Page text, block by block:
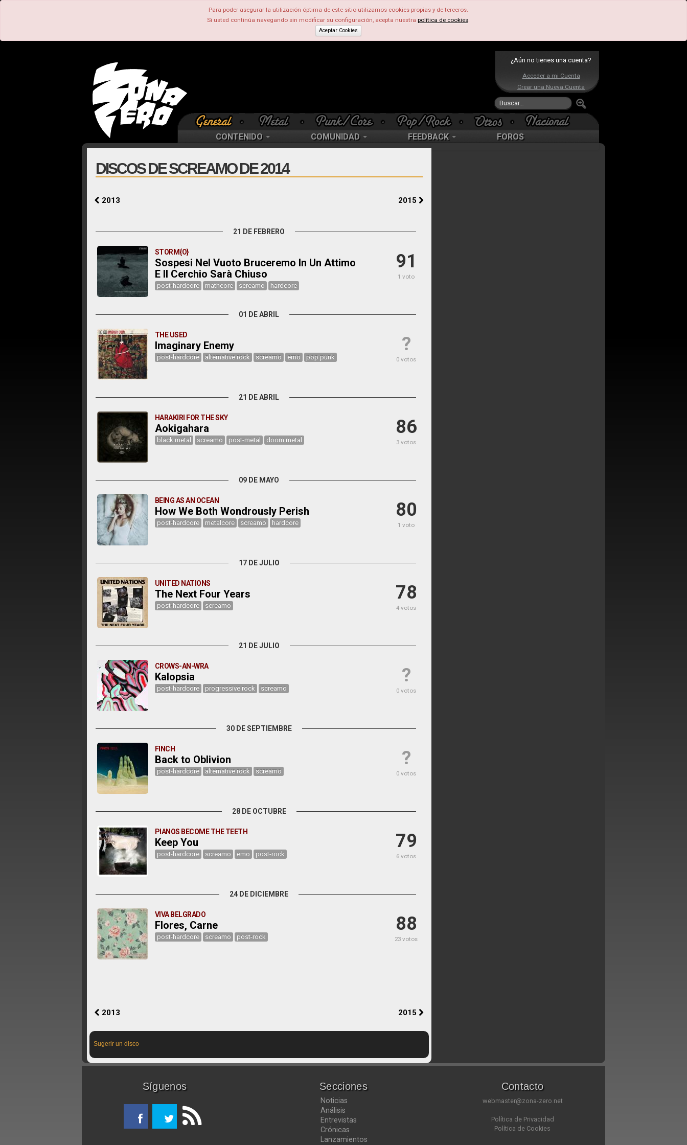
Para poder asegurar la utilización óptima de este sitio utilizamos cookies propias y de terceros.
Si usted continúa navegando sin modificar su configuración, acepta nuestra política de cookies.
Aceptar Cookies
¿Aún no tienes una cuenta?
Acceder a mi Cuenta
Crear una Nueva Cuenta
CONTENIDO COMUNIDAD FEEDBACK FOROS
DISCOS DE SCREAMO DE 2014
2013 2015
21 DE FEBRERO
91
1 voto
STORM{O}
Sospesi Nel Vuoto Bruceremo In Un Attimo
E Il Cerchio Sarà Chiuso
post-hardcore mathcore screamo hardcore
01 DE ABRIL
?
0 votos
THE USED
Imaginary Enemy
post-hardcore alternative rock screamo emo pop punk
21 DE ABRIL
86
3 votos
HARAKIRI FOR THE SKY
Aokigahara
black metal screamo post-metal doom metal
09 DE MAYO
80
1 voto
BEING AS AN OCEAN
How We Both Wondrously Perish
post-hardcore metalcore screamo hardcore
17 DE JULIO
78
4 votos
UNITED NATIONS
The Next Four Years
post-hardcore screamo
21 DE JULIO
?
0 votos
CROWS-AN-WRA
Kalopsia
post-hardcore progressive rock screamo
30 DE SEPTIEMBRE
?
0 votos
FINCH
Back to Oblivion
post-hardcore alternative rock screamo
28 DE OCTUBRE
79
6 votos
PIANOS BECOME THE TEETH
Keep You
post-hardcore screamo emo post-rock
24 DE DICIEMBRE
88
23 votos
VIVA BELGRADO
Flores, Carne
post-hardcore screamo post-rock
2013 2015
Sugerir un disco
Síguenos Secciones
Noticias
Análisis
Entrevistas
Crónicas
Lanzamientos
Contacto
webmaster@zona-zero.net
Política de Privacidad
Política de Cookies